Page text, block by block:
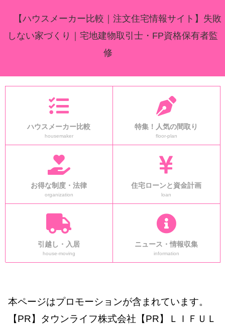
【ハウスメーカー比較｜注文住宅情報サイト】失敗
しない家づくり｜宅地建物取引士・FP資格保有者監
修
ハウスメーカー比較
housemaker
特集！人気の間取り
floor-plan
お得な制度・法律
organization
住宅ローンと資金計画
loan
引越し・入居
house-moving
ニュース・情報収集
information
本ページはプロモーションが含まれています。
【PR】タウンライフ株式会社【PR】ＬＩＦＵＬ